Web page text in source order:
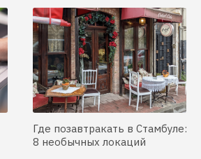
Где позавтракать в Стамбуле:
8 необычных локаций